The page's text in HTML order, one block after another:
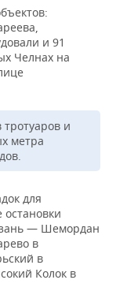
и 91
Челнах на
и
метра
для
— Шемордан
в
в
Колок в